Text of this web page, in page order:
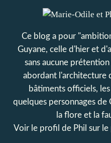
Ce blog a pour
Guyane, celle d'hier et
sans aucune
abordant l'architecture
bâtiments officiels,
quelques personnages de
la flore et la
Voir le profil de Phil sur